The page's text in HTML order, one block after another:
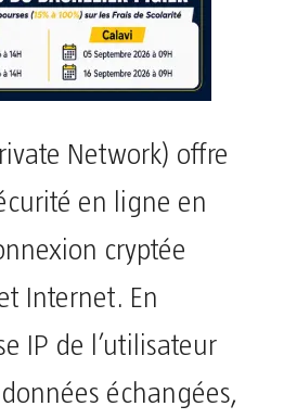
Network) offre
en ligne en
cryptée
Internet. En
IP de l’utilisateur
échangées,